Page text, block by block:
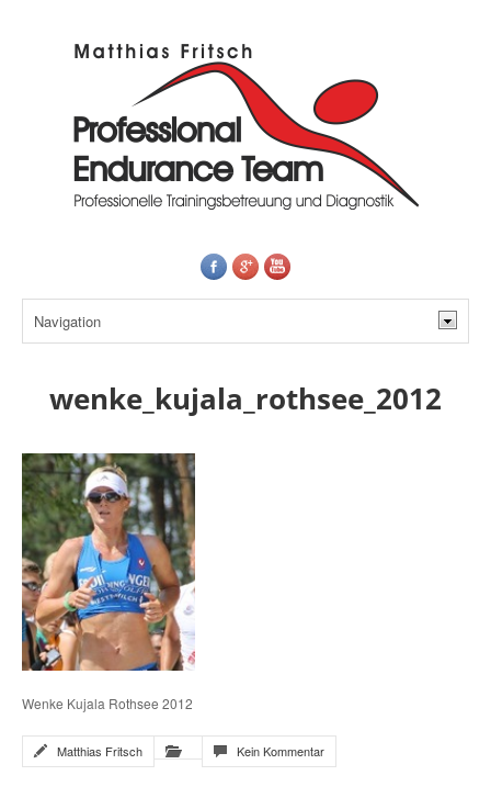
wenke_kujala_rothsee_2012
Wenke Kujala Rothsee 2012
Matthias Fritsch Kein Kommentar